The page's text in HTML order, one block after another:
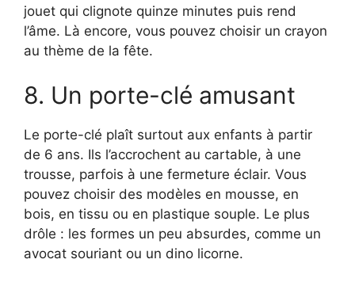
jouet qui clignote quinze minutes puis rend
l’âme. Là encore, vous pouvez choisir un crayon
au thème de la fête.
8. Un porte-clé amusant
Le porte-clé plaît surtout aux enfants à partir
de 6 ans. Ils l’accrochent au cartable, à une
trousse, parfois à une fermeture éclair. Vous
pouvez choisir des modèles en mousse, en
bois, en tissu ou en plastique souple. Le plus
drôle : les formes un peu absurdes, comme un
avocat souriant ou un dino licorne.